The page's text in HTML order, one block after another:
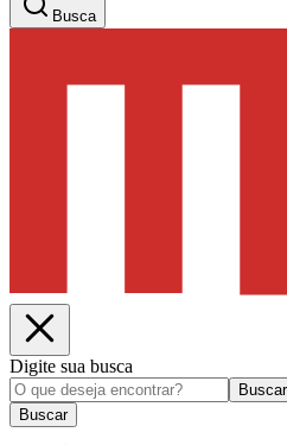
Busca
Digite sua busca
Buscar
Buscar